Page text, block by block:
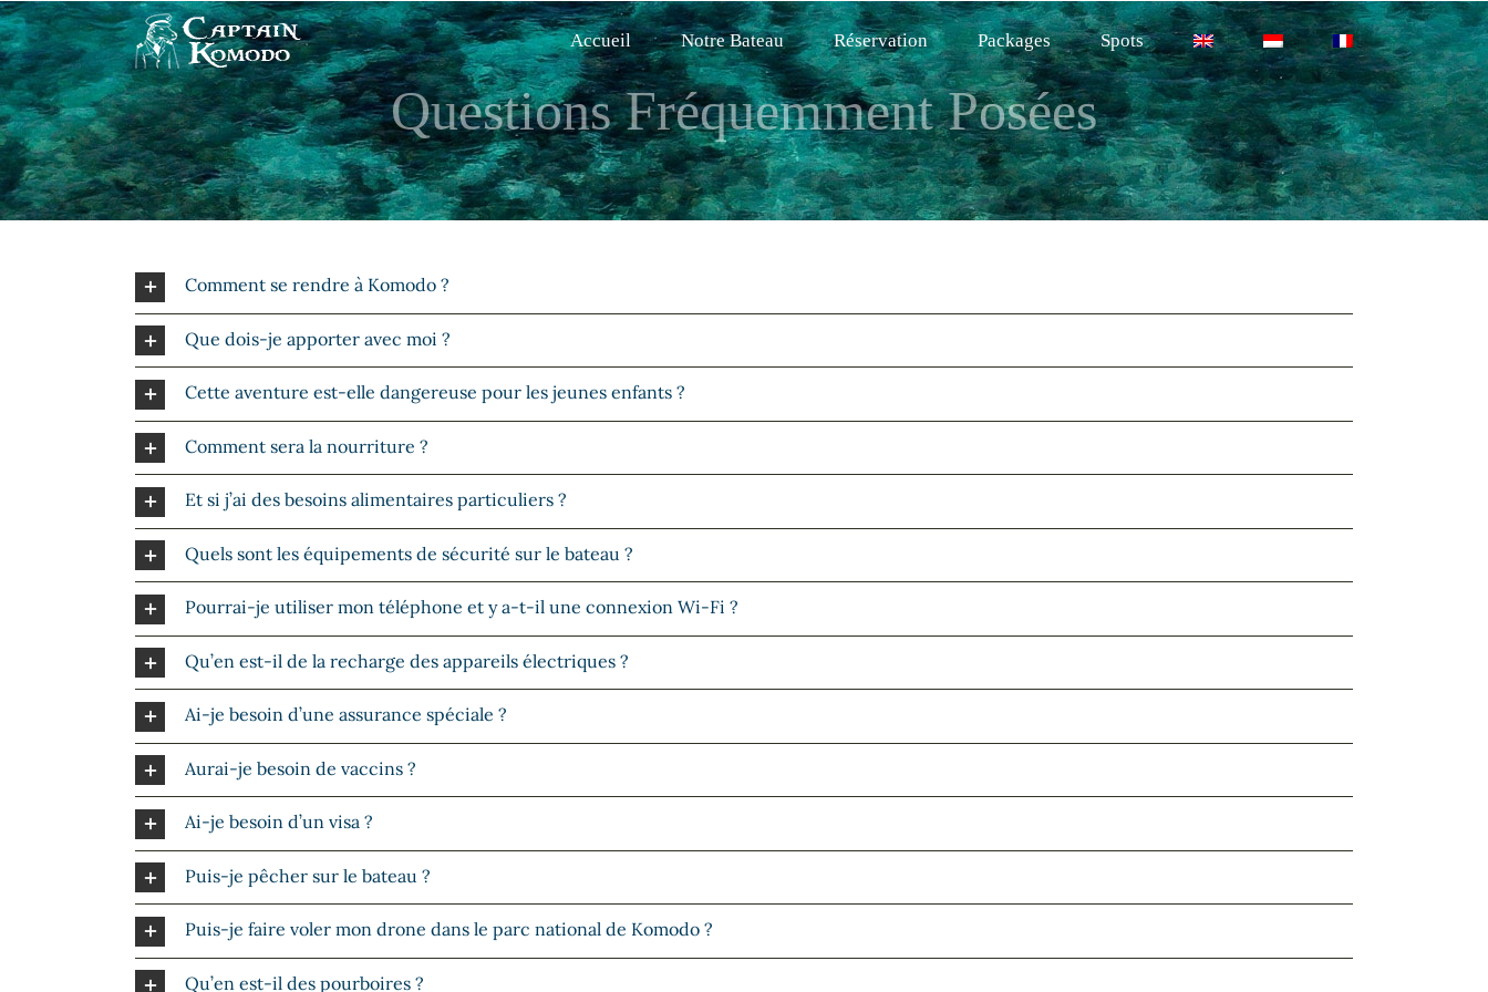
Skip
to
content
Accueil Notre Bateau Réservation Packages Spots
Questions Fréquemment Posées
Comment se rendre à Komodo ?
Que dois-je apporter avec moi ?
Cette aventure est-elle dangereuse pour les jeunes enfants ?
Comment sera la nourriture ?
Et si j’ai des besoins alimentaires particuliers ?
Quels sont les équipements de sécurité sur le bateau ?
Pourrai-je utiliser mon téléphone et y a-t-il une connexion Wi-Fi ?
Qu’en est-il de la recharge des appareils électriques ?
Ai-je besoin d’une assurance spéciale ?
Aurai-je besoin de vaccins ?
Ai-je besoin d’un visa ?
Puis-je pêcher sur le bateau ?
Puis-je faire voler mon drone dans le parc national de Komodo ?
Qu’en est-il des pourboires ?